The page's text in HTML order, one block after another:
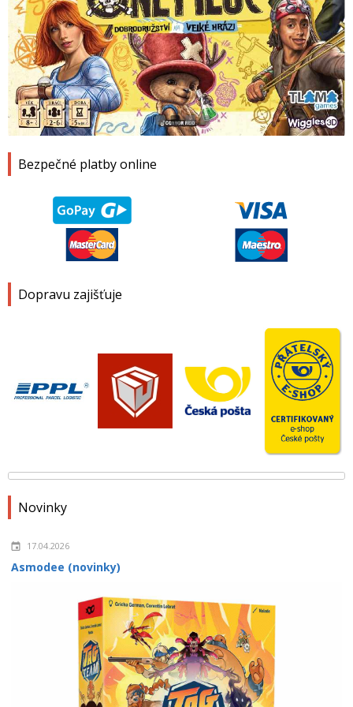
Bezpečné platby online
Dopravu zajišťuje
Novinky
17.04.2026
Asmodee (novinky)